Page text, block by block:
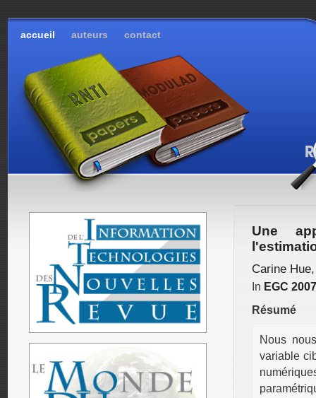
accueil auteurs contact
Une
Carine Hue
In EGC 2007
Résumé
Nous
variable